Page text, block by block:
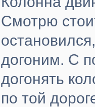
Смотрю
догоним. С
догонять
по той